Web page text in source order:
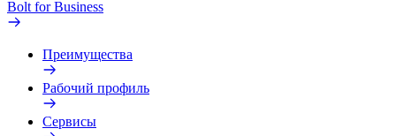
Bolt for Business
Преимущества
Рабочий профиль
Сервисы